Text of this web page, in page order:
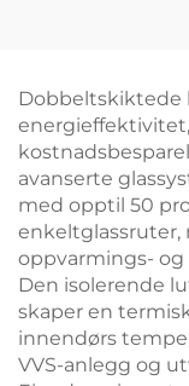
Dobbeltskiktede
avanserte
med opptil 50
enkeltglassruter,
oppvarmings-
Den isolerende
skaper en
innendørs
VVS-anlegg og